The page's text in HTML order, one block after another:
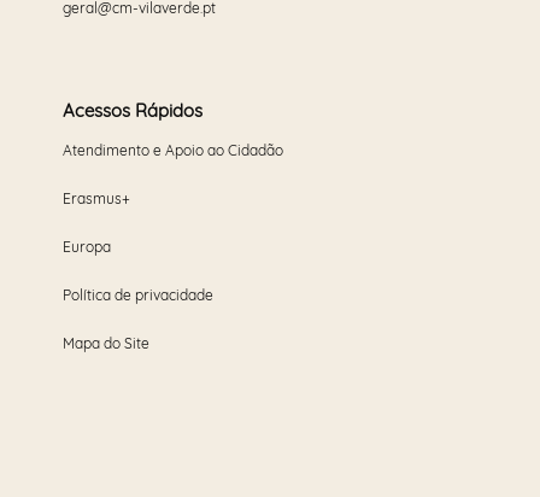
geral@cm-vilaverde.pt
Acessos Rápidos
Atendimento e Apoio ao Cidadão
Erasmus+
Europa
Política de privacidade
Mapa do Site